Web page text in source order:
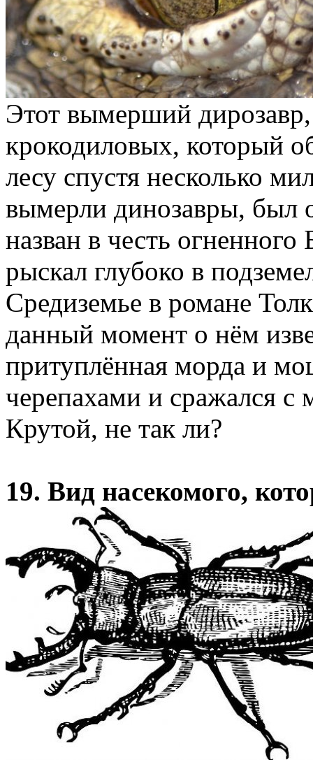
Этот вымерший дирозавр,
крокодиловых, который
лесу спустя несколько
вымерли динозавры, был
назван в честь
рыскал глубоко в
Средиземье в романе
данный момент о нём
притуплённая морда и
черепахами и сражался
Крутой, не так ли?
19. Вид насекомого,